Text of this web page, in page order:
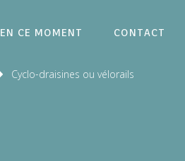
EN CE MOMENT CONTACT
Cyclo-draisines ou vélorails